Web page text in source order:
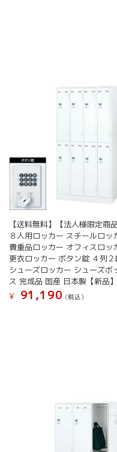
【送料無料】【法人様限定商品
８人用ロッカー スチールロッ
貴重品ロッカー オフィスロッ
更衣ロッカー ボタン錠 ４列２
シューズロッカー シューズボ
ス 完成品 国産 日本製【新品】
¥
91,190 (税込）